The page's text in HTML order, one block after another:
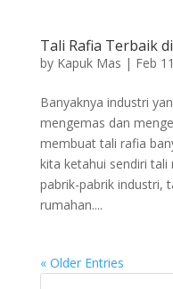
Tali Rafia Terbaik
by Kapuk Mas | Feb
Banyaknya industri
mengemas dan
membuat tali rafia
kita ketahui sendiri tali
pabrik-pabrik industri,
rumahan....
« Older Entries